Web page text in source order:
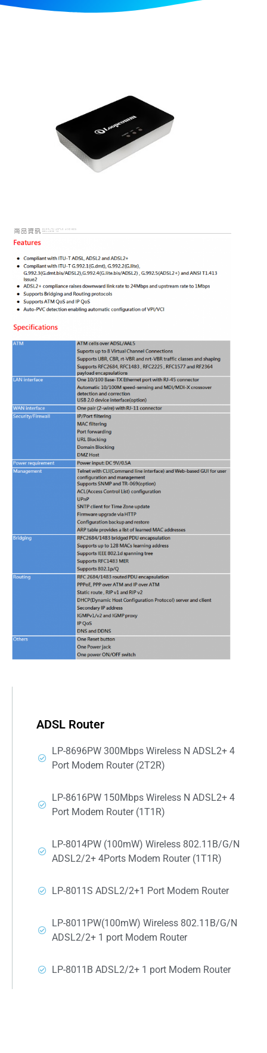
ADSL Router
LP-8696PW 300Mbps Wireless N ADSL2+ 4
Port Modem Router (2T2R)
LP-8616PW 150Mbps Wireless N ADSL2+ 4
Port Modem Router (1T1R)
LP-8014PW (100mW) Wireless 802.11B/G/N
ADSL2/2+ 4Ports Modem Router (1T1R)
LP-8011S ADSL2/2+1 Port Modem Router
LP-8011PW(100mW) Wireless 802.11B/G/N
ADSL2/2+ 1 port Modem Router
LP-8011B ADSL2/2+ 1 port Modem Router